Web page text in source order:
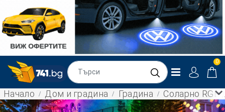
0
Начало Дом и градина Градина Соларно RGB